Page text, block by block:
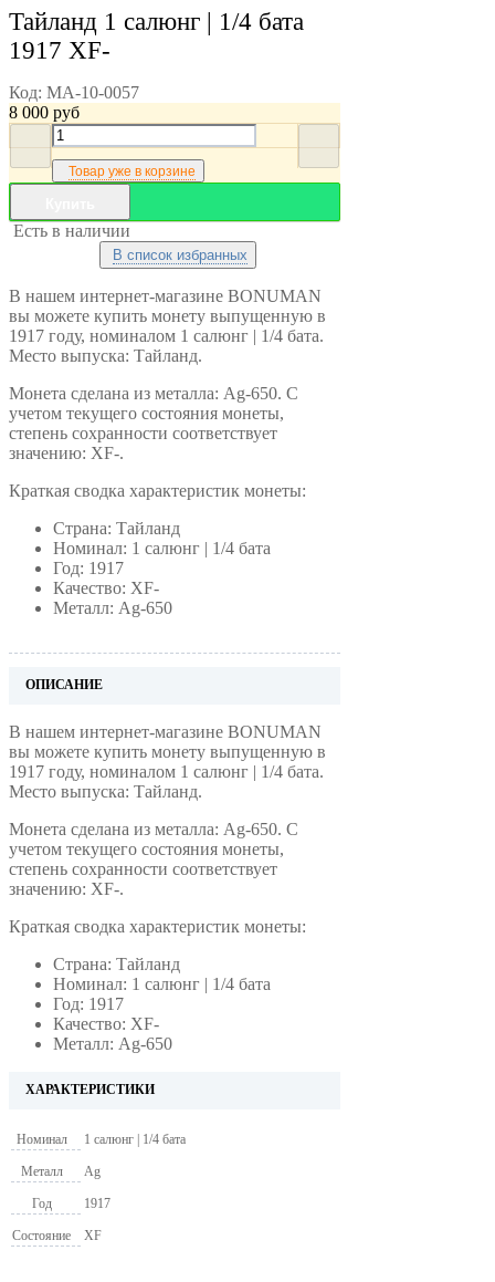
Тайланд 1 салюнг | 1/4 бата
1917 XF-
Код: MA-10-0057
8 000 руб
Товар уже в корзине
Есть в наличии
В список избранных
В нашем интернет-магазине BONUMAN
вы можете купить монету выпущенную в
1917 году, номиналом 1 салюнг | 1/4 бата.
Место выпуска: Тайланд.
Монета сделана из металла: Ag-650. С
учетом текущего состояния монеты,
степень сохранности соответствует
значению: XF-.
Краткая сводка характеристик монеты:
Страна: Тайланд
Номинал: 1 салюнг | 1/4 бата
Год: 1917
Качество: XF-
Металл: Ag-650
ОПИСАНИЕ
В нашем интернет-магазине BONUMAN
вы можете купить монету выпущенную в
1917 году, номиналом 1 салюнг | 1/4 бата.
Место выпуска: Тайланд.
Монета сделана из металла: Ag-650. С
учетом текущего состояния монеты,
степень сохранности соответствует
значению: XF-.
Краткая сводка характеристик монеты:
Страна: Тайланд
Номинал: 1 салюнг | 1/4 бата
Год: 1917
Качество: XF-
Металл: Ag-650
ХАРАКТЕРИСТИКИ
Номинал 1 салюнг | 1/4 бата
Металл Ag
Год 1917
Состояние XF